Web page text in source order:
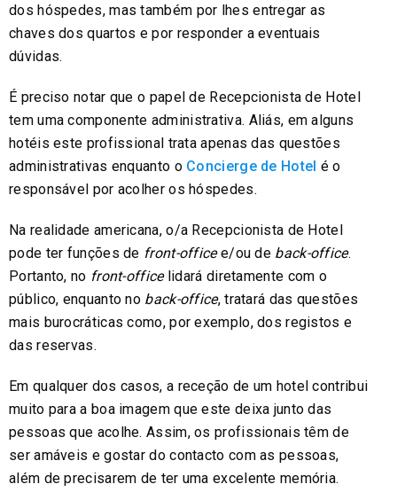
dos hóspedes, mas também por lhes entregar as
chaves dos quartos e por responder a eventuais
dúvidas.
É preciso notar que o papel de Recepcionista de Hotel
tem uma componente administrativa. Aliás, em alguns
hotéis este profissional trata apenas das questões
administrativas enquanto o Concierge de Hotel é o
responsável por acolher os hóspedes.
Na realidade americana, o/a Recepcionista de Hotel
pode ter funções de front-officee/ou de back-office.
Portanto, no front-officelidará diretamente com o
público, enquanto no back-office, tratará das questões
mais burocráticas como, por exemplo, dos registos e
das reservas.
Em qualquer dos casos, a receção de um hotel contribui
muito para a boa imagem que este deixa junto das
pessoas que acolhe. Assim, os profissionais têm de
ser amáveis e gostar do contacto com as pessoas,
além de precisarem de ter uma excelente memória.